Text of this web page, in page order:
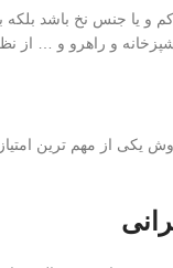
و یا جنس نخ باشد
آشپزخانه و راهرو و …
یکی از مهم ترین